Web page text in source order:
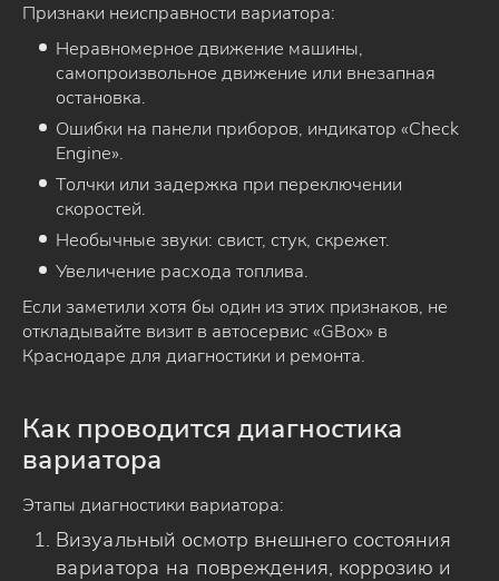
Признаки неисправности вариатора:
Неравномерное движение машины,
самопроизвольное движение или внезапная
остановка.
Ошибки на панели приборов, индикатор «Check
Engine».
Толчки или задержка при переключении
скоростей.
Необычные звуки: свист, стук, скрежет.
Увеличение расхода топлива.
Если заметили хотя бы один из этих признаков, не
откладывайте визит в автосервис «GBox» в
Краснодаре для диагностики и ремонта.
Как проводится диагностика
вариатора
Этапы диагностики вариатора:
Визуальный осмотр внешнего состояния
вариатора на повреждения, коррозию и